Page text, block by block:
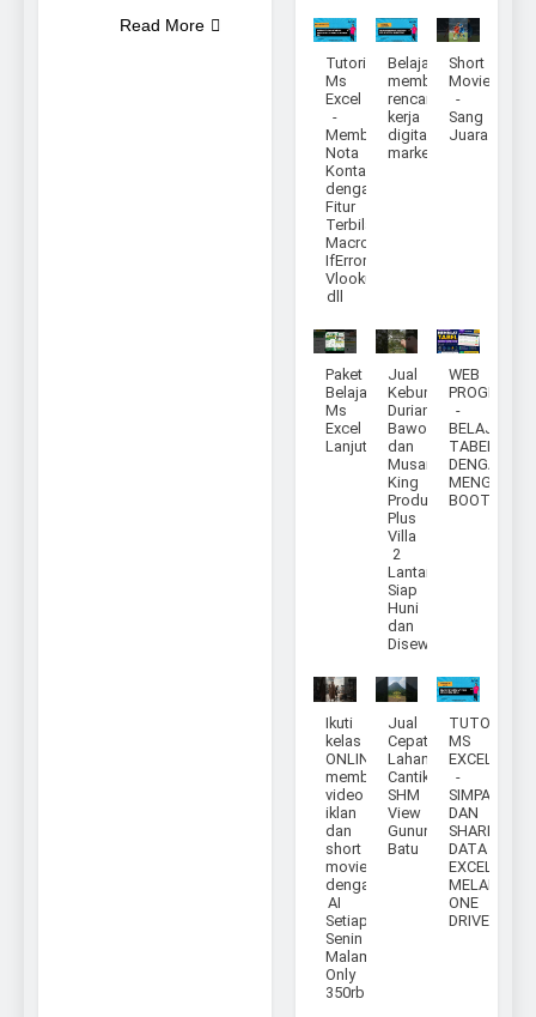
Read More
Tutorial
Ms
Excel
-
Membuat
Nota
Kontan
dengan
Fitur
Terbilang,
Macro,
IfError,
Vlookup
dll
Belajar
membuat
rencana
kerja
digital
marketing
Short
Movie
-
Sang
Juara
Paket
Belajar
Ms
Excel
Lanjutan
Jual
Kebun
Durian
Bawor
dan
Musang
King
Produktif
Plus
Villa
2
Lantai
Siap
Huni
dan
Disewakan
WEB
-
BELAJAR
TABEL
DENGAN
Ikuti
kelas
ONLINE
membuat
video
iklan
dan
short
movie
dengan
AI
Setiap
Senin
Malam
Only
350rb
Jual
Cepat
Lahan
Cantik
SHM
View
Gunung
Batu
TUTORIAL
MS
EXCEL
-
SIMPAN
DAN
SHARE
DATA
EXCEL
MELALUI
ONE
DRIVE